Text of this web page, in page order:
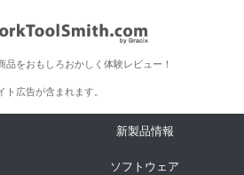
をおもしろおかしく体験レビュー！
広告が含まれます。
新製品情報
ソフトウェア